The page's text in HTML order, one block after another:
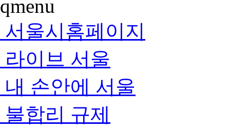
서울시홈페이지
라이브 서울
내 손안에 서울
불합리 규제